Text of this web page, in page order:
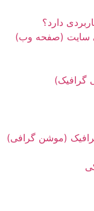
دارد؟
سایت (صفحه وب)
گرافیک)
(موشن گرافی)